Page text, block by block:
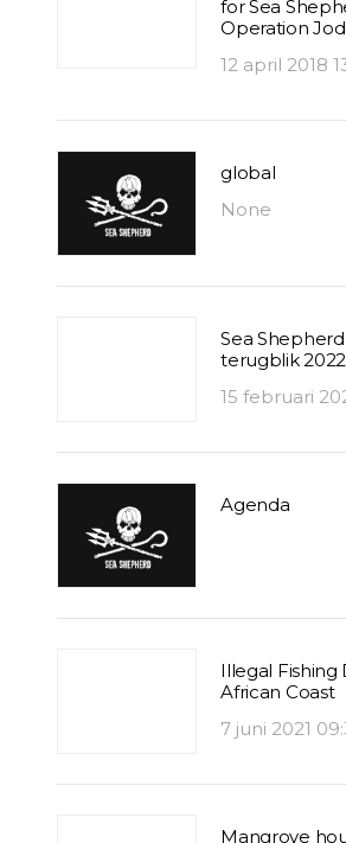
for Sea
Operation
12 april 2018
global
None
Sea
terugblik 2022
15 februari
Agenda
Illegal Fishing
African Coast
7 juni 2021
Mangrove